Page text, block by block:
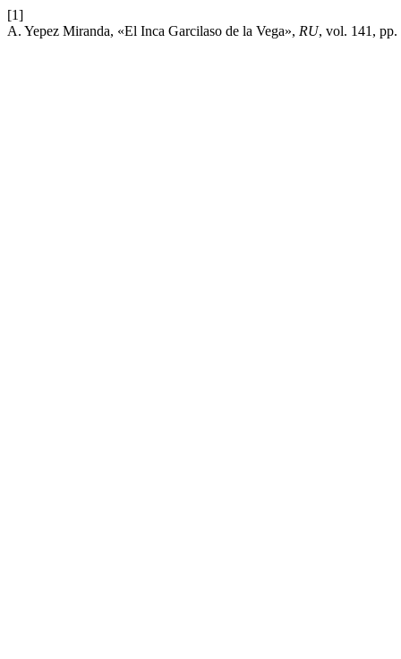
[1]
A. Yepez Miranda, «El Inca Garcilaso de la Vega», RU, vol. 141, pp.